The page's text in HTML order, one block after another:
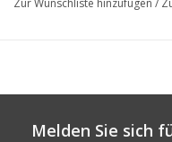
30°C Pflegeleicht
Melden Sie sich